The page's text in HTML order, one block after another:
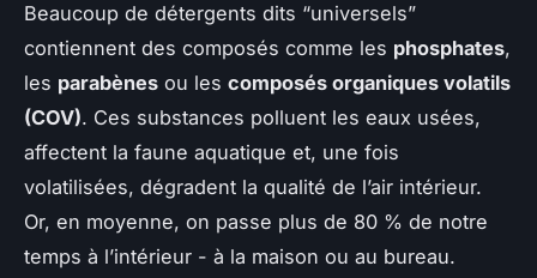
Beaucoup de détergents dits “universels”
contiennent des composés comme les phosphates,
les parabènes ou les composés organiques volatils
(COV). Ces substances polluent les eaux usées,
affectent la faune aquatique et, une fois
volatilisées, dégradent la qualité de l’air intérieur.
Or, en moyenne, on passe plus de 80 % de notre
temps à l’intérieur - à la maison ou au bureau.